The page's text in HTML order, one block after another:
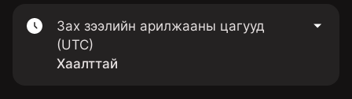
Зах зээлийн арилжааны цагууд
(UTC)
Хаалттай